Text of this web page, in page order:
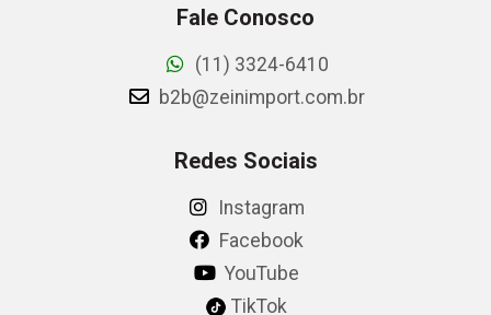
Fale Conosco
(11) 3324-6410
b2b@zeinimport.com.br
Redes Sociais
Instagram
Facebook
YouTube
TikTok